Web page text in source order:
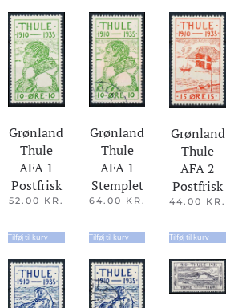
Grønland
Thule
AFA 1
Postfrisk
52.00 KR.
Tilføj til kurv
Grønland
Thule
AFA 1
Stemplet
64.00 KR.
Tilføj til kurv
Grønland
Thule
AFA 2
Postfrisk
44.00 KR.
Tilføj til kurv